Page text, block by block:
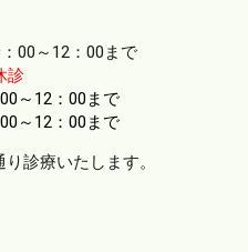
00～12：00まで
診
～12：00まで
～12：00まで
り診療いたします。